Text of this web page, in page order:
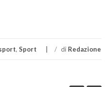
, Sport / di Redazione